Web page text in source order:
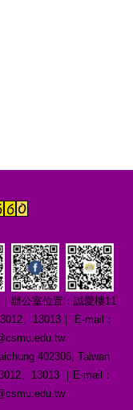
辦公室位置：誠愛樓11
、13013｜ E-mail：
402306, Taiwan
、13013 ｜E-mail：